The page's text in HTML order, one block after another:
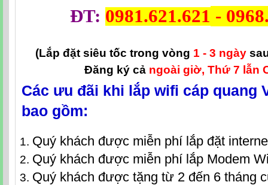
ĐT: 0981.621.621 -
(Lắp đặt siêu tốc trong vòng 1 - 3 ngày
Đăng ký cả ngoài giờ, Thứ 7 lẫn
Các ưu đãi khi lắp wifi cáp quang
bao gồm:
Quý khách được miễn phí lắp đặt
Quý khách được miễn phí lắp Modem
Quý khách được tặng từ 2 đến 6 tháng